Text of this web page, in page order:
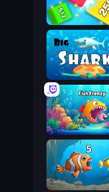
Qube 2048
Big Shark
Fish Frenzy